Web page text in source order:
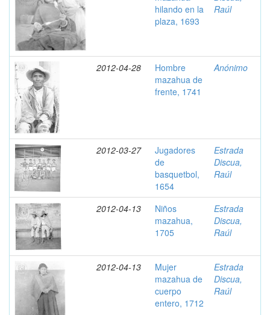
hilando en la
plaza, 1693
Raúl
2012-04-28
Hombre
mazahua de
frente, 1741
Anónimo
2012-03-27
Jugadores
de
basquetbol,
1654
Estrada
Discua,
Raúl
2012-04-13
Niños
mazahua,
1705
Estrada
Discua,
Raúl
2012-04-13
Mujer
mazahua de
cuerpo
entero, 1712
Estrada
Discua,
Raúl